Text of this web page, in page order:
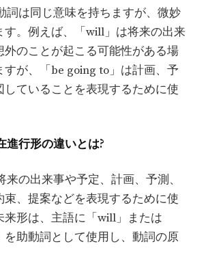
詞は同じ意味を持ちますが、微妙
す。例えば、「will」は将来の出来
外のことが起こる可能性がある場
すが、「be going to」は計画、予
していることを表現するために使
進行形の違いとは?
来の出来事や予定、計画、予測、
束、提案などを表現するために使
来形は、主語に「will」または
を助動詞として使用し、動詞の原